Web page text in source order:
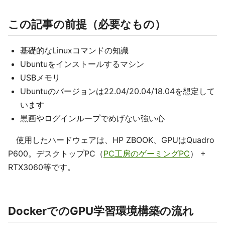
この記事の前提（必要なもの）
基礎的なLinuxコマンドの知識
Ubuntuをインストールするマシン
USBメモリ
Ubuntuのバージョンは22.04/20.04/18.04を想定して
います
黒画やログインループでめげない強い心
使用したハードウェアは、HP ZBOOK、GPUはQuadro
P600。デスクトップPC（PC工房のゲーミングPC） +
RTX3060等です。
DockerでのGPU学習環境構築の流れ